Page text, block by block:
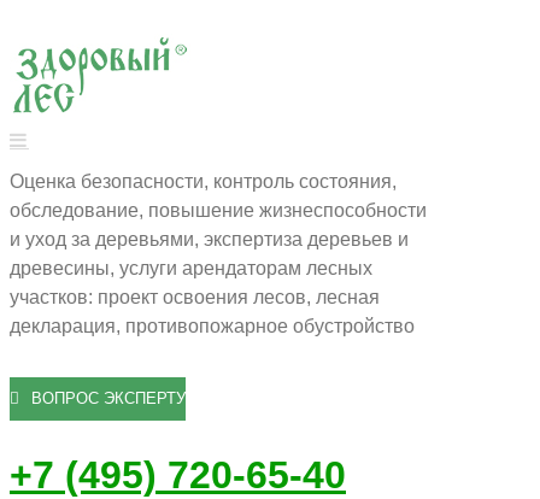
Оценка безопасности, контроль состояния,
обследование, повышение жизнеспособности
и уход за деревьями, экспертиза деревьев и
древесины, услуги арендаторам лесных
участков: проект освоения лесов, лесная
декларация, противопожарное обустройство
ВОПРОС ЭКСПЕРТУ
+7 (495) 720-65-40